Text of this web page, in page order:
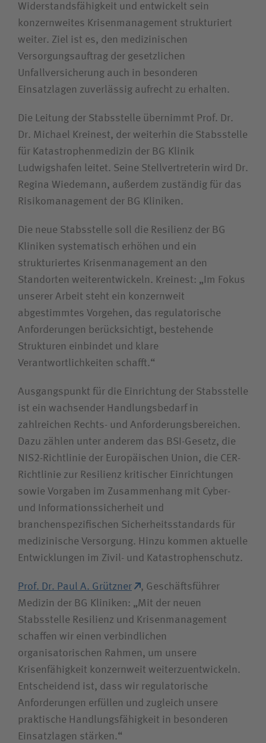
Bewerberin / Bewerber
Journalistin / Journalist
Widerstandsfähigkeit und entwickelt sein
konzernweites Krisenmanagement strukturiert
weiter. Ziel ist es, den medizinischen
Versorgungsauftrag der gesetzlichen
Unfallversicherung auch in besonderen
Einsatzlagen zuverlässig aufrecht zu erhalten.
Die Leitung der Stabsstelle übernimmt Prof. Dr.
Dr. Michael Kreinest, der weiterhin die Stabsstelle
für Katastrophenmedizin der BG Klinik
Ludwigshafen leitet. Seine Stellvertreterin wird Dr.
Regina Wiedemann, außerdem zuständig für das
Risikomanagement der BG Kliniken.
Die neue Stabsstelle soll die Resilienz der BG
Kliniken systematisch erhöhen und ein
strukturiertes Krisenmanagement an den
Standorten weiterentwickeln. Kreinest: „Im Fokus
unserer Arbeit steht ein konzernweit
abgestimmtes Vorgehen, das regulatorische
Anforderungen berücksichtigt, bestehende
Strukturen einbindet und klare
Verantwortlichkeiten schafft.“
Ausgangspunkt für die Einrichtung der Stabsstelle
ist ein wachsender Handlungsbedarf in
zahlreichen Rechts- und Anforderungsbereichen.
Dazu zählen unter anderem das BSI-Gesetz, die
NIS2-Richtlinie der Europäischen Union, die CER-
Richtlinie zur Resilienz kritischer Einrichtungen
sowie Vorgaben im Zusammenhang mit Cyber-
und Informationssicherheit und
branchenspezifischen Sicherheitsstandards für
medizinische Versorgung. Hinzu kommen aktuelle
Entwicklungen im Zivil- und Katastrophenschutz.
Prof. Dr. Paul A. Grützner
, Geschäftsführer
Medizin der BG Kliniken: „Mit der neuen
Stabsstelle Resilienz und Krisenmanagement
schaffen wir einen verbindlichen
organisatorischen Rahmen, um unsere
Krisenfähigkeit konzernweit weiterzuentwickeln.
Entscheidend ist, dass wir regulatorische
Anforderungen erfüllen und zugleich unsere
praktische Handlungsfähigkeit in besonderen
Einsatzlagen stärken.“